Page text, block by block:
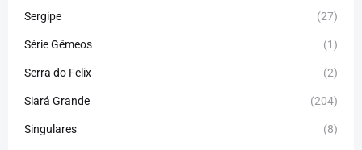
Sergipe (27)
Série Gêmeos (1)
Serra do Felix (2)
Siará Grande (204)
Singulares (8)